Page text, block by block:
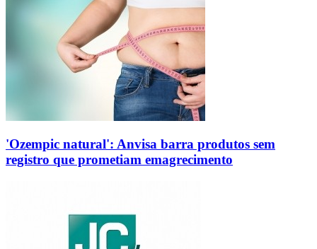
'Ozempic natural': Anvisa barra produtos sem
registro que prometiam emagrecimento